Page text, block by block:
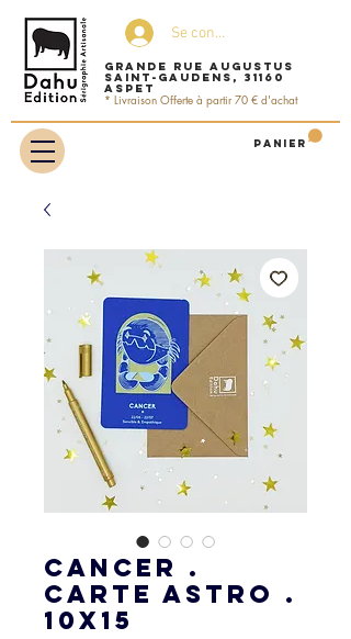
Panier
Grande rue Augustus
Saint-Gaudens, 31160
ASPET
* Livraison Offerte à partir 70 € d'achat
Se connecter
CANCER .
Carte Astro .
10X15